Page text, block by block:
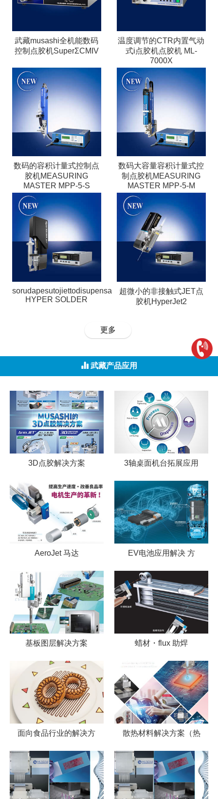
武藏musashi全机能数码
控制点胶机SuperΣCMIV
温度调节的CTR内置气动
式i点胶机点胶机 ML-
7000X
数码的容积计量式控制点
胶机MEASURING
MASTER MPP-5-S
数码大容量容积计量式控
制点胶机MEASURING
MASTER MPP-5-M
sorudapesutojiettodisupensa
HYPER SOLDER
超微小的非接触式JET点
胶机HyperJet2
更多
武藏产品应用
3D点胶解决方案 3轴桌面机台拓展应用
AeroJet 马达 EV电池应用解决 方
基板图层解决方案 蜡材・flux 助焊
面向食品行业的解决方 散热材料解决方案（热